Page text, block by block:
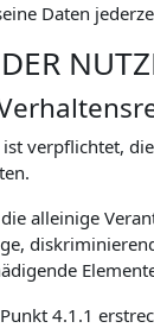
Daten
verpflichtet,
alleinige
4.1.1